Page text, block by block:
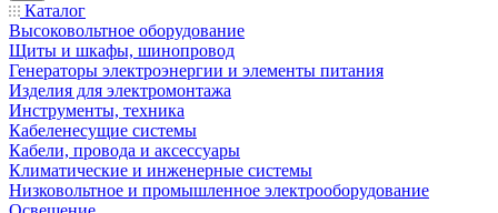
Каталог
Высоковольтное оборудование
Щиты и шкафы, шинопровод
Генераторы электроэнергии и элементы питания
Изделия для электромонтажа
Инструменты, техника
Кабеленесущие системы
Кабели, провода и аксессуары
Климатические и инженерные системы
Низковольтное и промышленное электрооборудование